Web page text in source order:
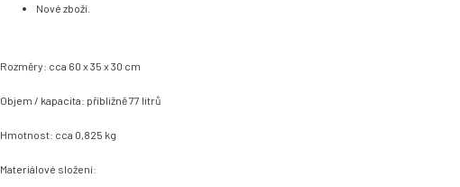
Nové zboží.
Rozměry: cca 60 x 35 x 30 cm
Objem / kapacita: přibližně 77 litrů
Hmotnost: cca 0,825 kg
Materiálové složení: